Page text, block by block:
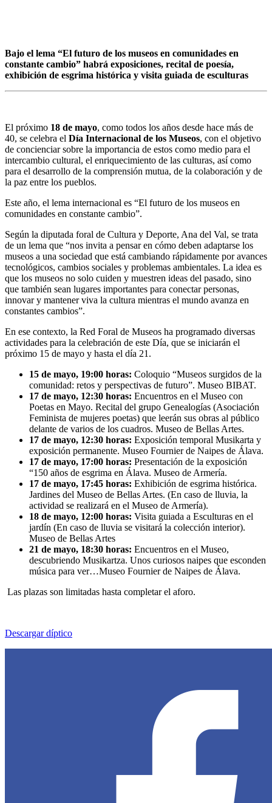
Bajo el lema “El futuro de los museos en comunidades en
constante cambio” habrá exposiciones, recital de poesía,
exhibición de esgrima histórica y visita guiada de esculturas
El próximo 18 de mayo, como todos los años desde hace más de
40, se celebra el Día Internacional de los Museos, con el objetivo
de concienciar sobre la importancia de estos como medio para el
intercambio cultural, el enriquecimiento de las culturas, así como
para el desarrollo de la comprensión mutua, de la colaboración y de
la paz entre los pueblos.
Este año, el lema internacional es “El futuro de los museos en
comunidades en constante cambio”.
Según la diputada foral de Cultura y Deporte, Ana del Val, se trata
de un lema que “nos invita a pensar en cómo deben adaptarse los
museos a una sociedad que está cambiando rápidamente por avances
tecnológicos, cambios sociales y problemas ambientales. La idea es
que los museos no solo cuiden y muestren ideas del pasado, sino
que también sean lugares importantes para conectar personas,
innovar y mantener viva la cultura mientras el mundo avanza en
constantes cambios”.
En ese contexto, la Red Foral de Museos ha programado diversas
actividades para la celebración de este Día, que se iniciarán el
próximo 15 de mayo y hasta el día 21.
15 de mayo, 19:00 horas: Coloquio “Museos surgidos de la
comunidad: retos y perspectivas de futuro”. Museo BIBAT.
17 de mayo, 12:30 horas: Encuentros en el Museo con
Poetas en Mayo. Recital del grupo Genealogías (Asociación
Feminista de mujeres poetas) que leerán sus obras al público
delante de varios de los cuadros. Museo de Bellas Artes.
17 de mayo, 12:30 horas: Exposición temporal Musikarta y
exposición permanente. Museo Fournier de Naipes de Álava.
17 de mayo, 17:00 horas: Presentación de la exposición
“150 años de esgrima en Álava. Museo de Armería.
17 de mayo, 17:45 horas: Exhibición de esgrima histórica.
Jardines del Museo de Bellas Artes. (En caso de lluvia, la
actividad se realizará en el Museo de Armería).
18 de mayo, 12:00 horas: Visita guiada a Esculturas en el
jardín (En caso de lluvia se visitará la colección interior).
Museo de Bellas Artes
21 de mayo, 18:30 horas: Encuentros en el Museo,
descubriendo Musikartza. Unos curiosos naipes que esconden
música para ver…Museo Fournier de Naipes de Álava.
Las plazas son limitadas hasta completar el aforo.
Descargar díptico